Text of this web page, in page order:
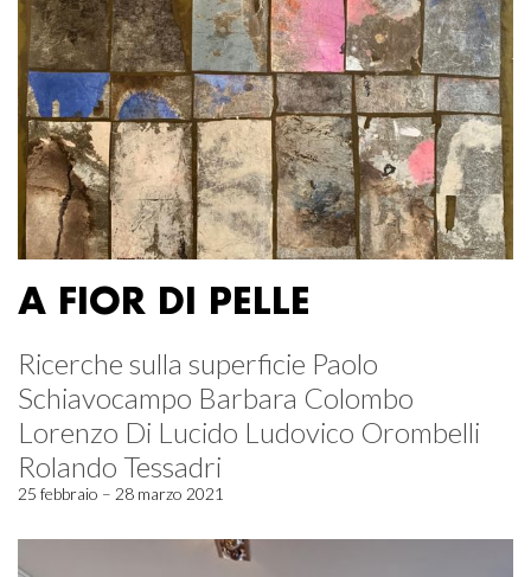
A FIOR DI PELLE
Ricerche sulla superficie Paolo
Schiavocampo Barbara Colombo
Lorenzo Di Lucido Ludovico Orombelli
Rolando Tessadri
25 febbraio – 28 marzo 2021